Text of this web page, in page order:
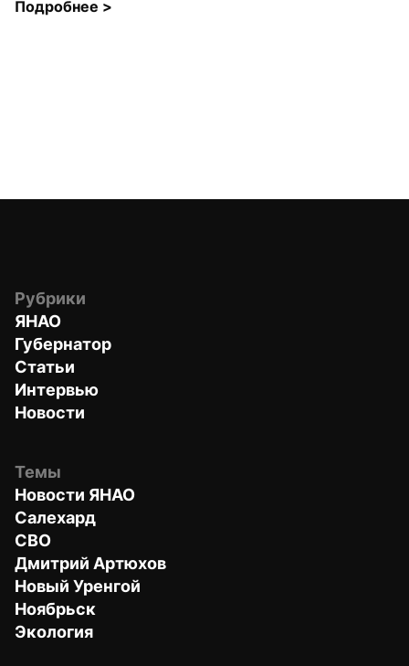
Подробнее >
Рубрики
ЯНАО
Губернатор
Статьи
Интервью
Новости
Темы
Новости ЯНАО
Салехард
СВО
Дмитрий Артюхов
Новый Уренгой
Ноябрьск
Экология